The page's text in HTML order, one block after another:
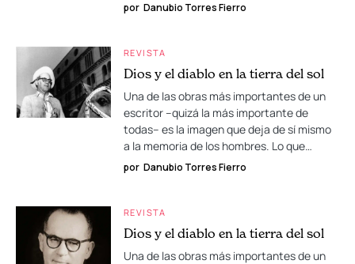
por Danubio Torres Fierro
REVISTA
Dios y el diablo en la tierra del sol
Una de las obras más importantes de un
escritor –quizá la más importante de
todas– es la imagen que deja de sí mismo
a la memoria de los hombres. Lo que…
por Danubio Torres Fierro
REVISTA
Dios y el diablo en la tierra del sol
Una de las obras más importantes de un